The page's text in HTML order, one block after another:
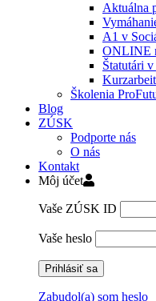
Aktuálna
A1 v
ONLINE
Štatutári
Kurzarbeit
Školenia
Blog
ZÚSK
Podporte nás
O nás
Kontakt
Môj účet
Vaše ZÚSK ID
Vaše heslo
Zabudol(a) som heslo